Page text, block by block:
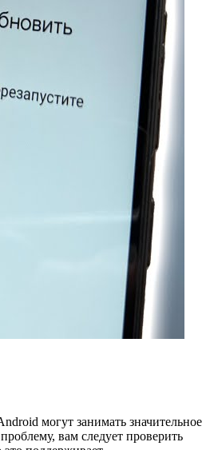
могут занимать значительное
вам следует проверить